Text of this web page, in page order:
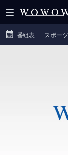
番組表 スポーツ